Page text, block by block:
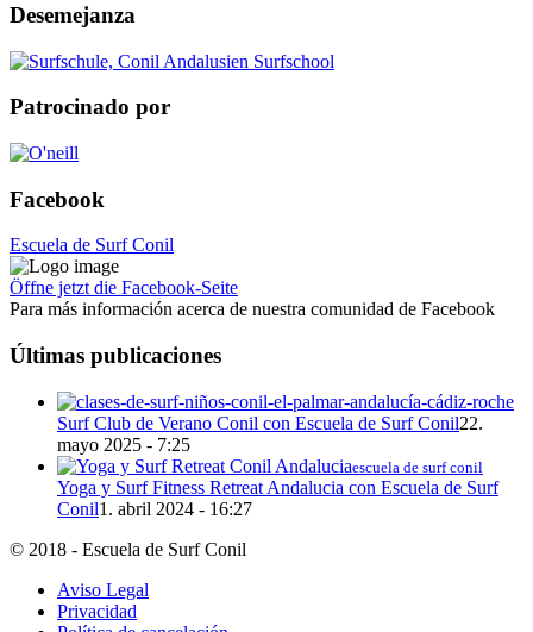
Desemejanza
Patrocinado por
Facebook
Escuela de Surf Conil
Öffne jetzt die Facebook-Seite
Para más información acerca de nuestra comunidad de Facebook
Últimas publicaciones
Surf Club de Verano Conil con Escuela de Surf Conil22.
mayo 2025 - 7:25
escuela de surf conil
Yoga y Surf Fitness Retreat Andalucia con Escuela de Surf
Conil1. abril 2024 - 16:27
© 2018 - Escuela de Surf Conil
Aviso Legal
Privacidad